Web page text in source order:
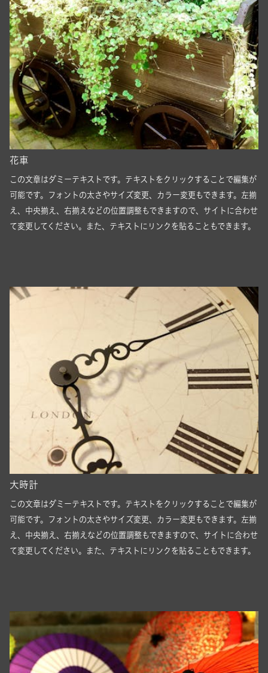
花車
この文章はダミーテキストです。テキストをクリックすることで編集が
可能です。フォントの太さやサイズ変更、カラー変更もできます。左揃
え、中央揃え、右揃えなどの位置調整もできますので、サイトに合わせ
て変更してください。また、テキストにリンクを貼ることもできます。
大時計
この文章はダミーテキストです。テキストをクリックすることで編集が
可能です。フォントの太さやサイズ変更、カラー変更もできます。左揃
え、中央揃え、右揃えなどの位置調整もできますので、サイトに合わせ
て変更してください。また、テキストにリンクを貼ることもできます。